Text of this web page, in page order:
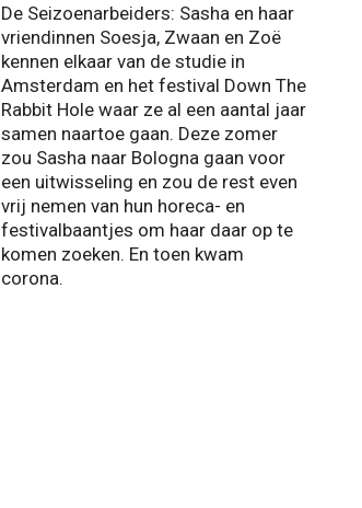
De Seizoenarbeiders: Sasha en haar
vriendinnen Soesja, Zwaan en Zoë
kennen elkaar van de studie in
Amsterdam en het festival Down The
Rabbit Hole waar ze al een aantal jaar
samen naartoe gaan. Deze zomer
zou Sasha naar Bologna gaan voor
een uitwisseling en zou de rest even
vrij nemen van hun horeca- en
festivalbaantjes om haar daar op te
komen zoeken. En toen kwam
corona.